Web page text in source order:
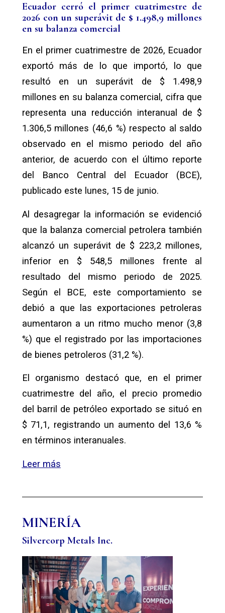
Ecuador cerró el primer cuatrimestre de
2026 con un superávit de $ 1.498,9 millones
en su balanza comercial
En el primer cuatrimestre de 2026, Ecuador
exportó más de lo que importó, lo que
resultó en un superávit de $ 1.498,9
millones en su balanza comercial, cifra que
representa una reducción interanual de $
1.306,5 millones (46,6 %) respecto al saldo
observado en el mismo periodo del año
anterior, de acuerdo con el último reporte
del Banco Central del Ecuador (BCE),
publicado este lunes, 15 de junio.
Al desagregar la información se evidenció
que la balanza comercial petrolera también
alcanzó un superávit de $ 223,2 millones,
inferior en $ 548,5 millones frente al
resultado del mismo periodo de 2025.
Según el BCE, este comportamiento se
debió a que las exportaciones petroleras
aumentaron a un ritmo mucho menor (3,8
%) que el registrado por las importaciones
de bienes petroleros (31,2 %).
El organismo destacó que, en el primer
cuatrimestre del año, el precio promedio
del barril de petróleo exportado se situó en
$ 71,1, registrando un aumento del 13,6 %
en términos interanuales.
Leer más
MINERÍA
Silvercorp Metals Inc.